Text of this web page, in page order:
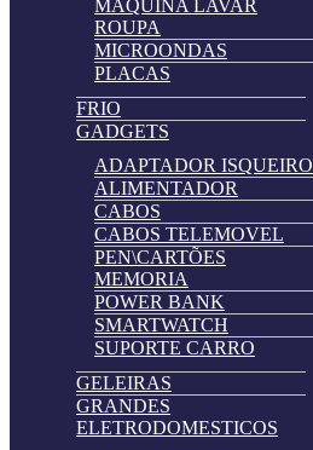
MÁQUINA LAVAR
ROUPA
MICROONDAS
PLACAS
FRIO
GADGETS
ADAPTADOR ISQUEIRO
ALIMENTADOR
CABOS
CABOS TELEMOVEL
PEN\CARTÕES
MEMORIA
POWER BANK
SMARTWATCH
SUPORTE CARRO
GELEIRAS
GRANDES
ELETRODOMESTICOS